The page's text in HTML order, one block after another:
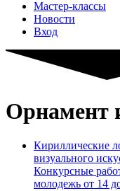
Мастер-классы
Новости
Вход
Орнамент
Кириллические
визуального
Конкурсные
молодежь от 14